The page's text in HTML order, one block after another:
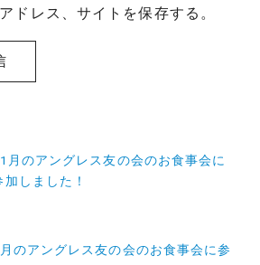
ドレス、サイトを保存する。
月のアングレス友の会のお食事会に
加しました！
のアングレス友の会のお食事会に参